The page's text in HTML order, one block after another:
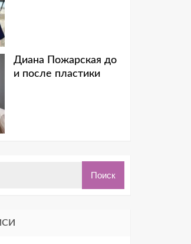
Диана Пожарская до
и после пластики